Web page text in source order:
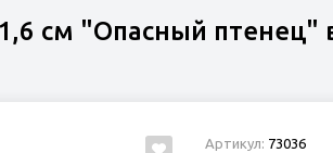
см "Опасный птенец"
Артикул: 73036